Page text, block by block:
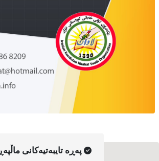
په‌ڕه‌ تایبه‌تیه‌کانی ماڵپه‌ڕ